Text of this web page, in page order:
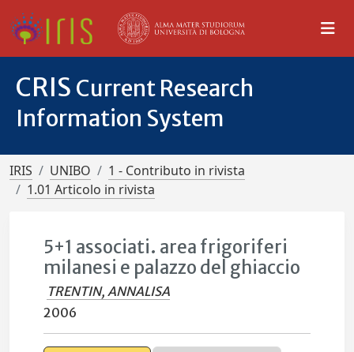
CRIS Current Research
Information System
IRIS UNIBO
1 - Contributo in rivista
1.01 Articolo in rivista
5+1 associati. area frigoriferi
milanesi e palazzo del ghiaccio
TRENTIN, ANNALISA
2006